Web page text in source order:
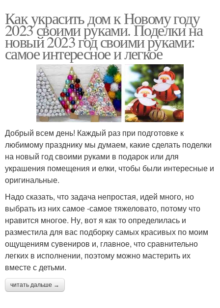
Как украсить дом к Новому году
2023 своими руками. Поделки на
новый 2023 год своими руками:
самое интересное и легкое
Добрый всем день! Каждый раз при подготовке к
любимому празднику мы думаем, какие сделать поделки
на новый год своими руками в подарок или для
украшения помещения и елки, чтобы были интересные и
оригинальные.
Надо сказать, что задача непростая, идей много, но
выбрать из них самое -самое тяжеловато, потому что
нравится многое. Ну, вот я как то определилась и
разместила для вас подборку самых красивых по моим
ощущениям сувениров и, главное, что сравнительно
легких в исполнении, поэтому можно мастерить их
вместе с детьми.
читать дальше →